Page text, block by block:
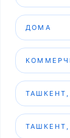
ДОМА